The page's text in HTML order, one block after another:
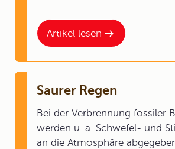
Artikel lesen
Saurer Regen
Bei der Verbrennung fossiler
werden u. a. Schwefel- und
an die Atmosphäre